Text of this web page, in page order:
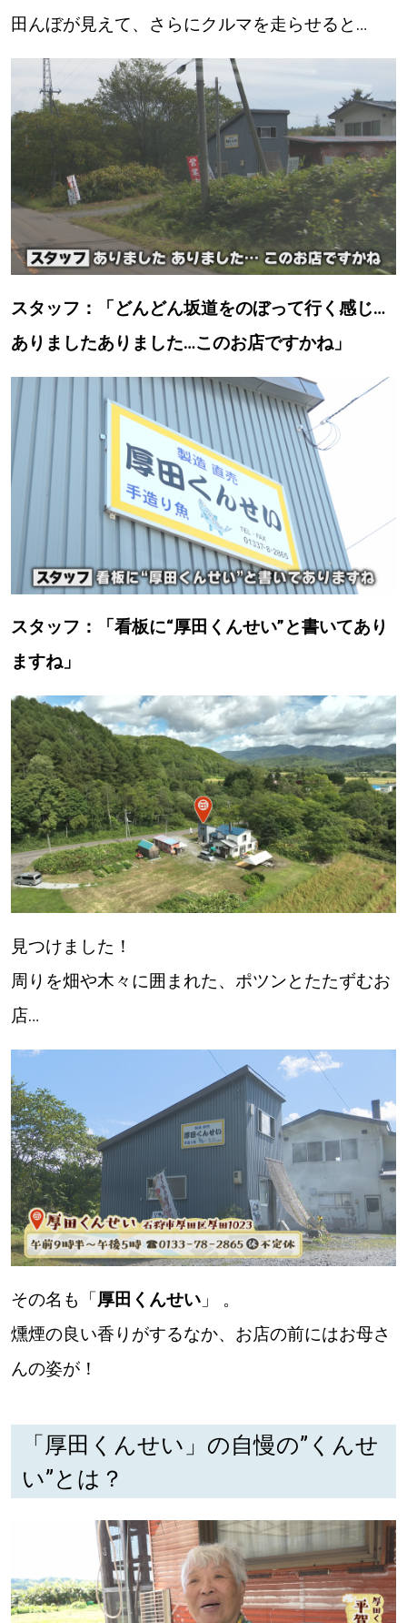
明日への”きっかけ”WEBマガジン
パートナーメディア Sitakkeパートナー
情報提供・お問い合わせ 利用規約
閉じる
道東
道央
KEYWORD
Sitakke編集部あい
【いろんな価値観や生き方に触れたい】
Sitakke編集部 IKU
【暮らしの知恵を身につけたい】
【札幌のお気に入りを見つけたい】
【道央のお気に入りを見つけたい】
【道北のお気に入りを見つけたい】
【道東のお気に入りを見つけたい】
田んぼが見えて、さらにクルマを走らせると…
スタッフ：「どんどん坂道をのぼって行く感じ…
ありましたありました…このお店ですかね」
スタッフ：「看板に“厚田くんせい”と書いてあり
ますね」
見つけました！
周りを畑や木々に囲まれた、ポツンとたたずむお
店…
その名も「厚田くんせい」 。
燻煙の良い香りがするなか、お店の前にはお母さ
んの姿が！
「厚田くんせい」の自慢の”くんせ
い”とは？